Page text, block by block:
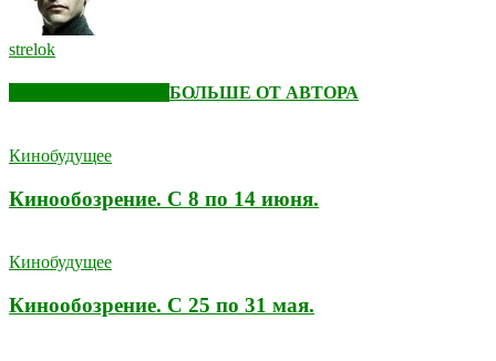
strelok
БОЛЬШЕ ОТ АВТОРА
Кинобудущее
Кинообозрение. С 8 по 14 июня.
Кинобудущее
Кинообозрение. С 25 по 31 мая.